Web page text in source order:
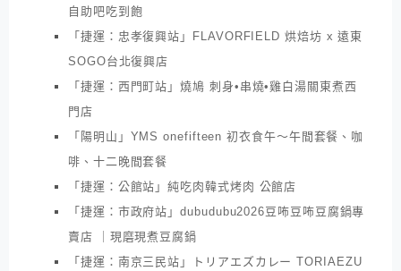
自助吧吃到飽
「捷運：忠孝復興站」FLAVORFIELD 烘焙坊 x 遠東
SOGO台北復興店
「捷運：西門町站」燒鳩 刺身•串燒•雞白湯關東煮西
門店
「陽明山」YMS onefifteen 初衣食午～午間套餐、咖
啡、十二晚間套餐
「捷運：公館站」純吃肉韓式烤肉 公館店
「捷運：市政府站」dubudubu2026豆咘豆咘豆腐鍋專
賣店 ｜現磨現煮豆腐鍋
「捷運：南京三民站」トリアエズカレー TORIAEZU